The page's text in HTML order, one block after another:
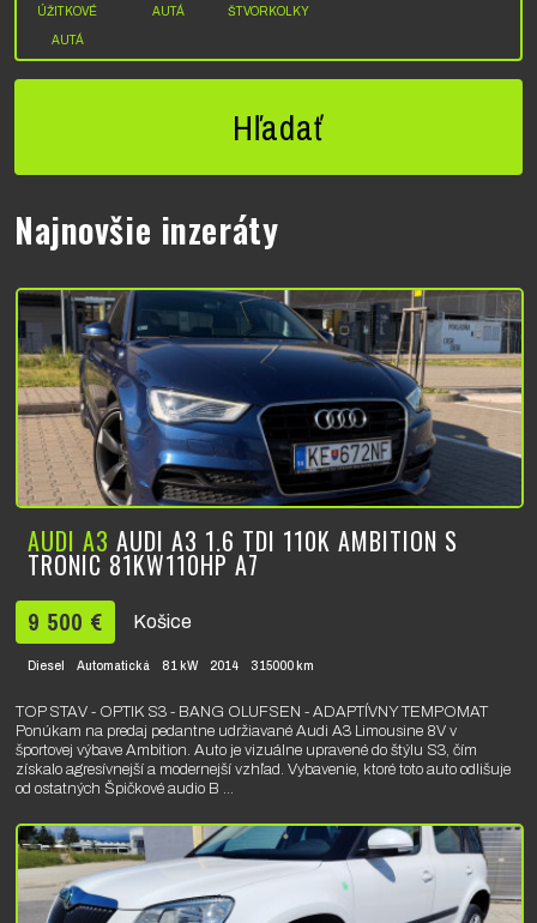
ÚŽITKOVÉ
AUTÁ
AUTÁ ŠTVORKOLKY
Hľadať
Najnovšie inzeráty
AUDI A3 AUDI A3 1.6 TDI 110K AMBITION S
TRONIC 81KW110HP A7
9 500 € Košice
Diesel Automatická 81 kW 2014 315000 km
TOP STAV - OPTIK S3 - BANG OLUFSEN - ADAPTÍVNY TEMPOMAT
Ponúkam na predaj pedantne udržiavané Audi A3 Limousine 8V v
športovej výbave Ambition. Auto je vizuálne upravené do štýlu S3, čím
získalo agresívnejší a modernejší vzhľad. Vybavenie, ktoré toto auto odlišuje
od ostatných Špičkové audio B ...